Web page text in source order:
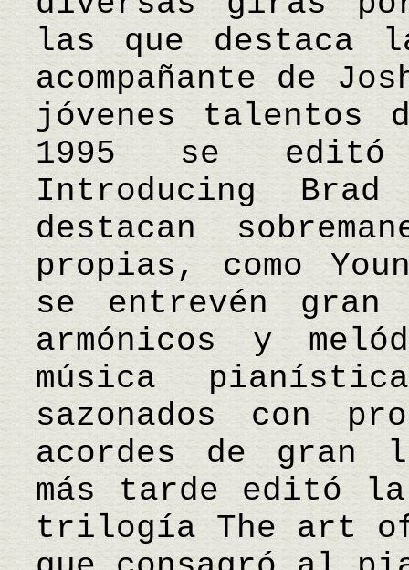
las que destaca
acompañante de
jóvenes talentos
1995 se
Introducing
destacan
propias, como
se entrevén gran
armónicos y
música
sazonados con
acordes de gran
más tarde editó
trilogía The art